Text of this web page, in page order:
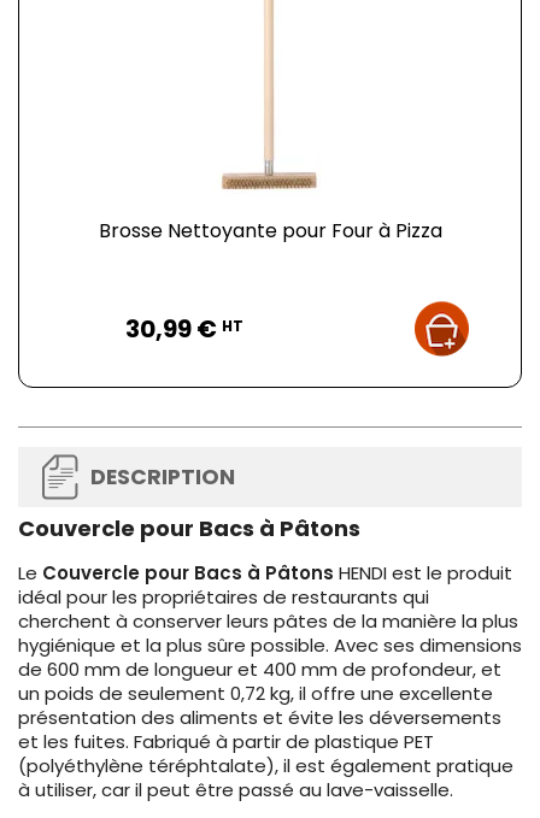
Brosse Nettoyante pour Four à Pizza
30,99 € HT
DESCRIPTION
Couvercle pour Bacs à Pâtons
Le Couvercle pour Bacs à Pâtons HENDI est le produit
idéal pour les propriétaires de restaurants qui
cherchent à conserver leurs pâtes de la manière la plus
hygiénique et la plus sûre possible. Avec ses dimensions
de 600 mm de longueur et 400 mm de profondeur, et
un poids de seulement 0,72 kg, il offre une excellente
présentation des aliments et évite les déversements
et les fuites. Fabriqué à partir de plastique PET
(polyéthylène téréphtalate), il est également pratique
à utiliser, car il peut être passé au lave-vaisselle.